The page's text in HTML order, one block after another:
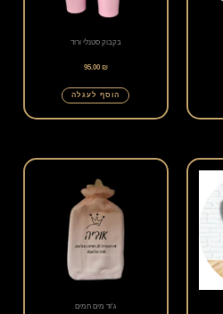
בקבוק סטנלי ורוד
95.00 ₪
הוסף לעגלה
ג'וד מים חמים